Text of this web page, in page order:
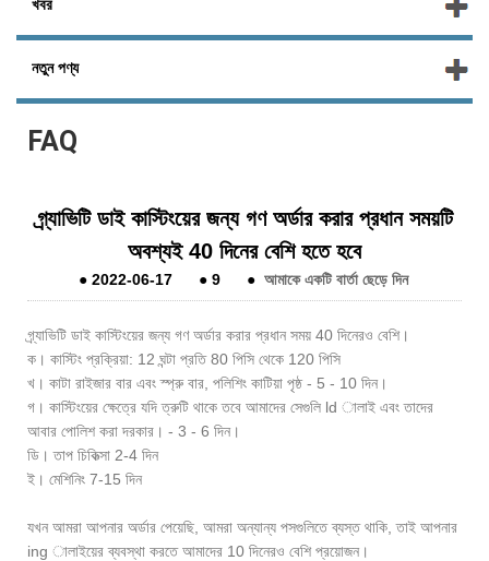
খবর
নতুন পণ্য
FAQ
গ্র্যাভিটি ডাই কাস্টিংয়ের জন্য গণ অর্ডার করার প্রধান সময়টি
অবশ্যই 40 দিনের বেশি হতে হবে
●2022-06-17 ●9 ● আমাকে একটি বার্তা ছেড়ে দিন
গ্র্যাভিটি ডাই কাস্টিংয়ের জন্য গণ অর্ডার করার প্রধান সময় 40 দিনেরও বেশি।
ক। কাস্টিং প্রক্রিয়া: 12 ঘন্টা প্রতি 80 পিসি থেকে 120 পিসি
খ। কাটা রাইজার বার এবং স্প্রু বার, পলিশিং কাটিয়া পৃষ্ঠ - 5 - 10 দিন।
গ। কাস্টিংয়ের ক্ষেত্রে যদি ত্রুটি থাকে তবে আমাদের সেগুলি ld ালাই এবং তাদের
আবার পোলিশ করা দরকার। - 3 - 6 দিন।
ডি। তাপ চিকিত্সা 2-4 দিন
ই। মেশিনিং 7-15 দিন
যখন আমরা আপনার অর্ডার পেয়েছি, আমরা অন্যান্য পসগুলিতে ব্যস্ত থাকি, তাই আপনার
ing ালাইয়ের ব্যবস্থা করতে আমাদের 10 দিনেরও বেশি প্রয়োজন।